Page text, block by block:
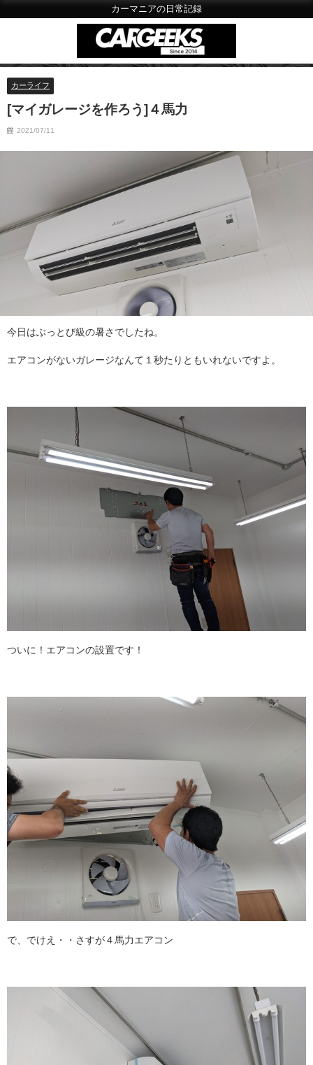
カーマニアの日常記録
カーライフ
[マイガレージを作ろう]４馬力
2021/07/11
今日はぶっとび級の暑さでしたね。
エアコンがないガレージなんて１秒たりともいれないですよ。
ついに！エアコンの設置です！
で、でけえ・・さすが４馬力エアコン